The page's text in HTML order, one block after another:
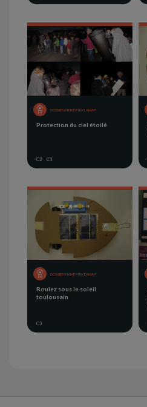
DOSSIER PRIMÉ PRIX LAMAP
Protection du ciel étoilé
C2 C3
DOSSIER PRIMÉ PRIX LAMAP
Roulez sous le soleil
toulousain
C3